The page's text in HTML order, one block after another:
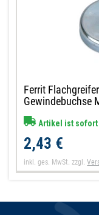
Ferrit
Gewindebuchse
Artikel ist
2,43 €
inkl. ges. MwSt. zzgl.